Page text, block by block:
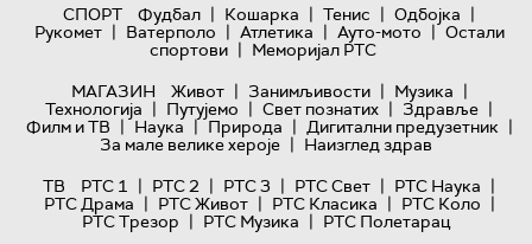
СПОРТ
Фудбал | Кошарка | Тенис | Одбојка |
Рукомет | Ватерполо | Атлетика | Ауто-мото | Остали
спортови | Меморијал РТС
МАГАЗИН
Живот | Занимљивости | Музика |
Технологијa | Путујемо | Свет познатих | Здравље |
Филм и ТВ | Наука | Природа | Дигитални предузетник |
За мале велике хероје | Наизглед здрав
ТВ
РТС 1 | РТС 2 | РТС 3 | РТС Свет | РТС Наука |
РТС Драма | РТС Живот | РТС Класика | РТС Коло |
РТС Трезор | РТС Музика | РТС Полетарац